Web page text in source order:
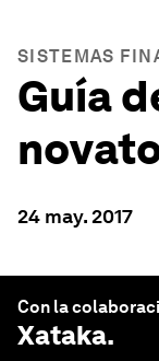
SISTEMAS
Guía
24 may. 2017
Con la
Xataka.